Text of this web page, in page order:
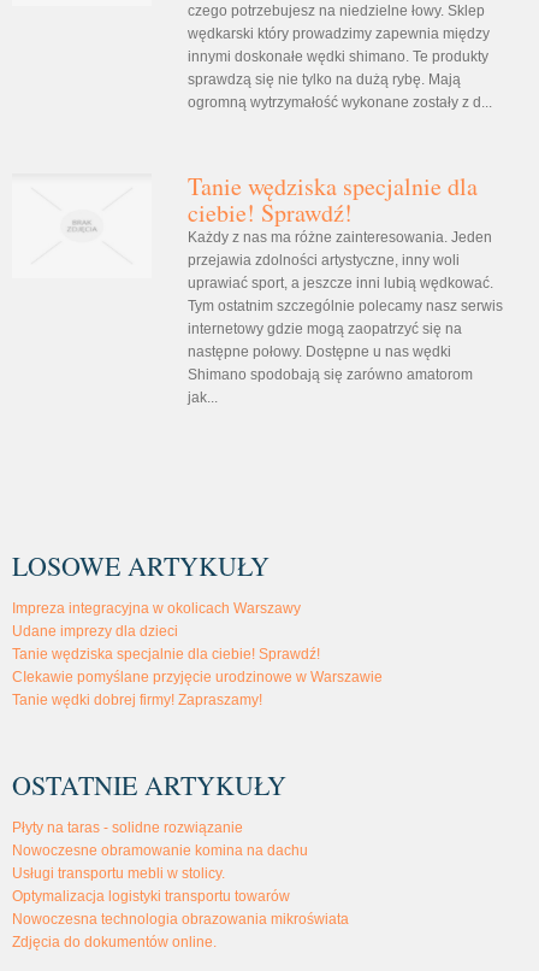
czego potrzebujesz na niedzielne łowy. Sklep
wędkarski który prowadzimy zapewnia między
innymi doskonałe wędki shimano. Te produkty
sprawdzą się nie tylko na dużą rybę. Mają
ogromną wytrzymałość wykonane zostały z d...
Tanie wędziska specjalnie dla
ciebie! Sprawdź!
Każdy z nas ma różne zainteresowania. Jeden
przejawia zdolności artystyczne, inny woli
uprawiać sport, a jeszcze inni lubią wędkować.
Tym ostatnim szczególnie polecamy nasz serwis
internetowy gdzie mogą zaopatrzyć się na
następne połowy. Dostępne u nas wędki
Shimano spodobają się zarówno amatorom
jak...
LOSOWE ARTYKUŁY
Impreza integracyjna w okolicach Warszawy
Udane imprezy dla dzieci
Tanie wędziska specjalnie dla ciebie! Sprawdź!
CIekawie pomyślane przyjęcie urodzinowe w Warszawie
Tanie wędki dobrej firmy! Zapraszamy!
OSTATNIE ARTYKUŁY
Płyty na taras - solidne rozwiązanie
Nowoczesne obramowanie komina na dachu
Usługi transportu mebli w stolicy.
Optymalizacja logistyki transportu towarów
Nowoczesna technologia obrazowania mikroświata
Zdjęcia do dokumentów online.